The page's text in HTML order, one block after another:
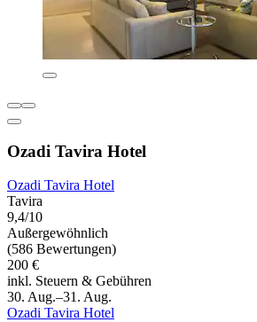
Ozadi Tavira Hotel
Ozadi Tavira Hotel
Tavira
9,4/10
Außergewöhnlich
(586 Bewertungen)
200 €
inkl. Steuern & Gebühren
30. Aug.–31. Aug.
Ozadi Tavira Hotel